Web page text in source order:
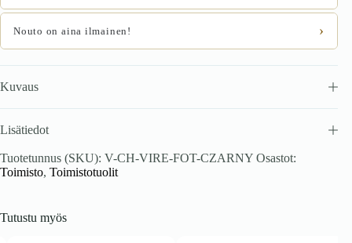
Nouto on aina ilmainen! ›
Kuvaus
Lisätiedot
Tuotetunnus (SKU): V-CH-VIRE-FOT-CZARNY Osastot:
Toimisto, Toimistotuolit
Tutustu myös